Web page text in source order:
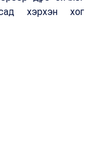
хэрхэн хог